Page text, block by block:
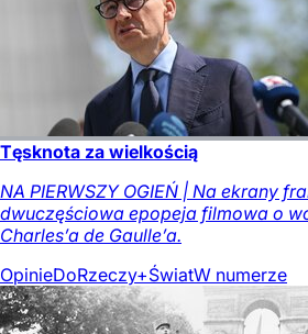
Tęsknota za wielkością
NA PIERWSZY OGIEŃ | Na ekrany
dwuczęściowa epopeja filmowa o
Charles’a de Gaulle’a.
OpinieDoRzeczy+ŚwiatW numerze